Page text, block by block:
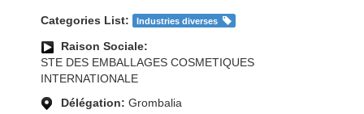
Categories List: Industries diverses
Raison Sociale:
STE DES EMBALLAGES COSMETIQUES
INTERNATIONALE
Délégation: Grombalia